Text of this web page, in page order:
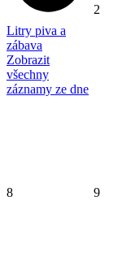
Litry piva a
zábava
Zobrazit
všechny
záznamy ze dne
2
8 9